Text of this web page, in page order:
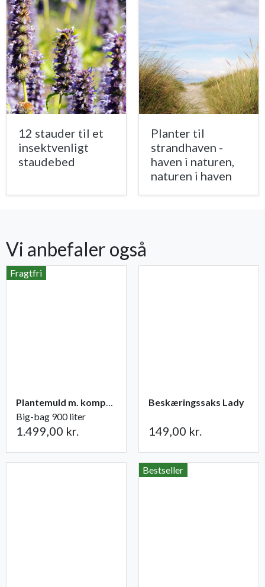
12 stauder til et
insektvenligt
staudebed
Planter til
strandhaven -
haven i naturen,
naturen i haven
Vi anbefaler også
Fragtfri
Plantemuld m. kompost fra Champost
Big-bag 900 liter
1.499,00 kr.
Beskæringssaks Lady
149,00 kr.
Bestseller